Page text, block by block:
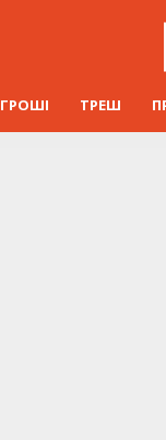
ГРОШІ ТРЕШ